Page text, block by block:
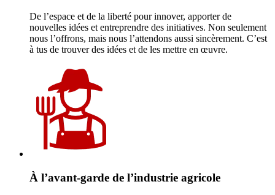
De l’espace et de la liberté pour innover, apporter de
nouvelles idées et entreprendre des initiatives. Non seulement
nous l’offrons, mais nous l’attendons aussi sincèrement. C’est
à tus de trouver des idées et de les mettre en œuvre.
À l’avant-garde de l’industrie agricole